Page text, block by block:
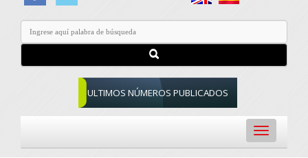
ULTIMOS NÚMEROS PUBLICADOS
Toggle
navigation